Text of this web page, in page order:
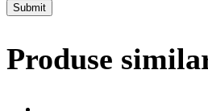
Submit
Produse